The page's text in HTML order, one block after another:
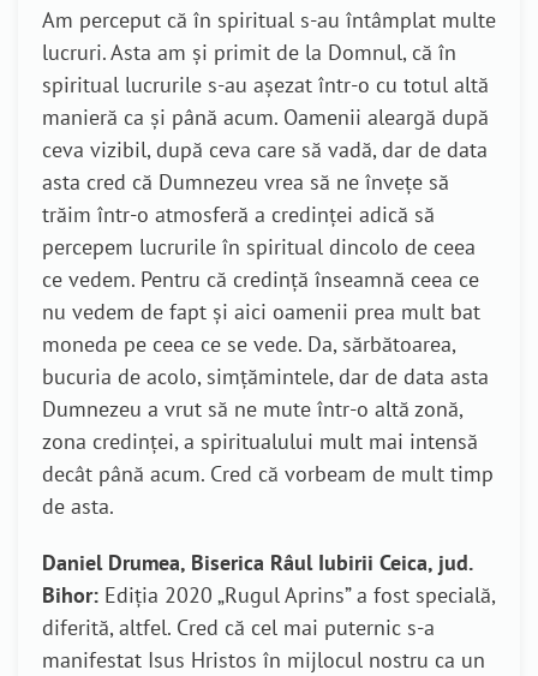
Am perceput că în spiritual s-au întâmplat multe
lucruri. Asta am și primit de la Domnul, că în
spiritual lucrurile s-au așezat într-o cu totul altă
manieră ca și până acum. Oamenii aleargă după
ceva vizibil, după ceva care să vadă, dar de data
asta cred că Dumnezeu vrea să ne învețe să
trăim într-o atmosferă a credinței adică să
percepem lucrurile în spiritual dincolo de ceea
ce vedem. Pentru că credință înseamnă ceea ce
nu vedem de fapt și aici oamenii prea mult bat
moneda pe ceea ce se vede. Da, sărbătoarea,
bucuria de acolo, simțămintele, dar de data asta
Dumnezeu a vrut să ne mute într-o altă zonă,
zona credinței, a spiritualului mult mai intensă
decât până acum. Cred că vorbeam de mult timp
de asta.
Daniel Drumea, Biserica Râul Iubirii Ceica, jud.
Bihor: Ediția 2020 „Rugul Aprins” a fost specială,
diferită, altfel. Cred că cel mai puternic s-a
manifestat Isus Hristos în mijlocul nostru ca un